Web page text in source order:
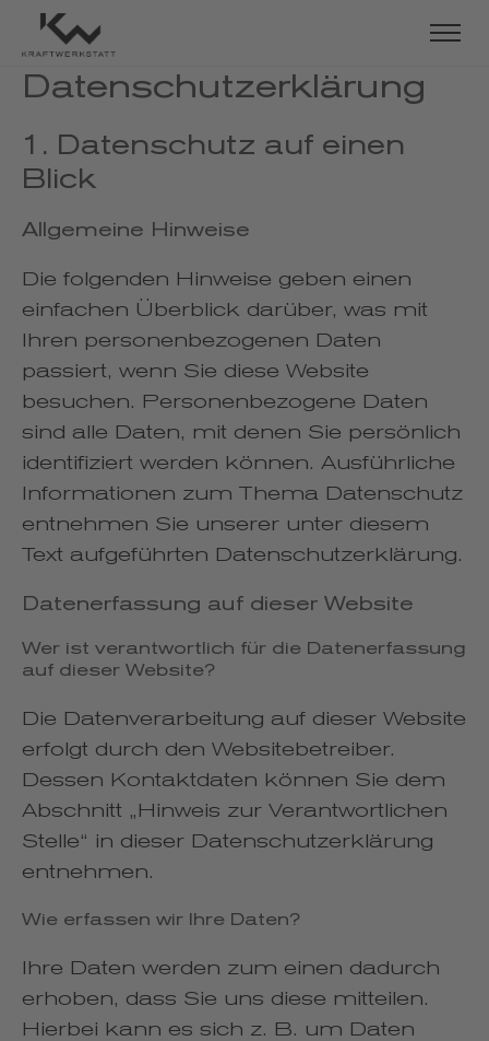
Datenschutz­erklärung
1. Datenschutz auf einen
Blick
Allgemeine Hinweise
Die folgenden Hinweise geben einen
einfachen Überblick darüber, was mit
Ihren personenbezogenen Daten
passiert, wenn Sie diese Website
besuchen. Personenbezogene Daten
sind alle Daten, mit denen Sie persönlich
identifiziert werden können. Ausführliche
Informationen zum Thema Datenschutz
entnehmen Sie unserer unter diesem
Text aufgeführten Datenschutzerklärung.
Datenerfassung auf dieser Website
Wer ist verantwortlich für die Datenerfassung
auf dieser Website?
Die Datenverarbeitung auf dieser Website
erfolgt durch den Websitebetreiber.
Dessen Kontaktdaten können Sie dem
Abschnitt „Hinweis zur Verantwortlichen
Stelle“ in dieser Datenschutzerklärung
entnehmen.
Wie erfassen wir Ihre Daten?
Ihre Daten werden zum einen dadurch
erhoben, dass Sie uns diese mitteilen.
Hierbei kann es sich z. B. um Daten